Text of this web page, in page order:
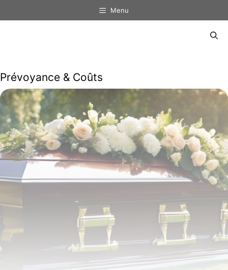
au
Menu
Prévoyance & Coûts